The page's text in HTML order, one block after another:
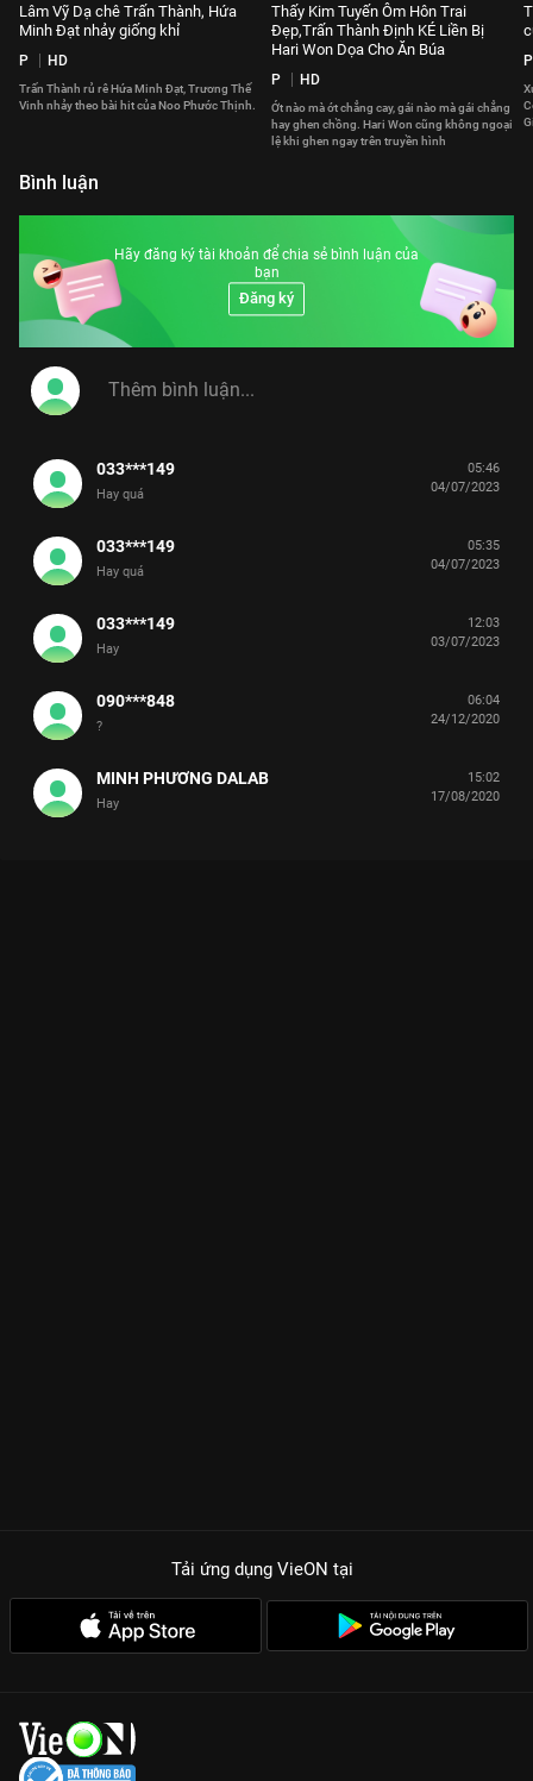
Lâm Vỹ Dạ chê Trấn Thành, Hứa
Minh Đạt nhảy giống khỉ
P HD
Trấn Thành rủ rê Hứa Minh Đạt, Trương Thế
Vinh nhảy theo bài hit của Noo Phước Thịnh.
Thấy Kim Tuyến Ôm Hôn Trai
Đẹp,Trấn Thành Định KÉ Liền Bị
Hari Won Dọa Cho Ăn Búa
P HD
Ớt nào mà ớt chẳng cay, gái nào mà gái chẳng
hay ghen chồng. Hari Won cũng không ngoại
lệ khi ghen ngay trên truyền hình
P
Bình luận
Hãy đăng ký tài khoản để chia sẻ bình luận của
bạn
Đăng ký
033***149
Hay quá
05:46
04/07/2023
033***149
Hay quá
05:35
04/07/2023
033***149
Hay
12:03
03/07/2023
090***848
?
06:04
24/12/2020
MINH PHƯƠNG DALAB
Hay
15:02
17/08/2020
Tải ứng dụng VieON tại